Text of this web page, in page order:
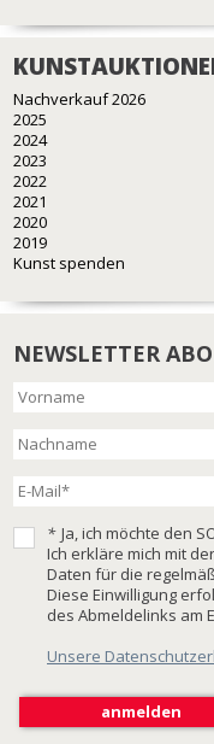
Nachverkauf 2026
2025
2024
2023
2022
2021
2020
2019
Kunst spenden
NEWSLETTER
* Ja, ich möchte den
Ich erkläre mich mit
Daten für die
Diese Einwilligung
des Abmeldelinks am
Unsere